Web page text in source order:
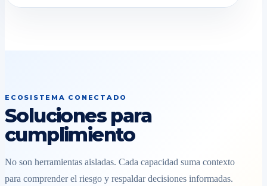
ECOSISTEMA CONECTADO
Soluciones para
cumplimiento
No son herramientas aisladas. Cada capacidad suma contexto
para comprender el riesgo y respaldar decisiones informadas.